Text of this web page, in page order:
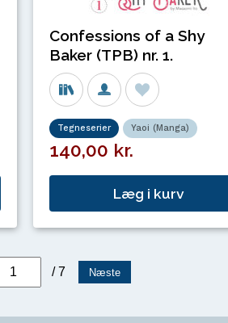
Confessions of a Shy
Baker (TPB) nr. 1.
Tegneserier Yaoi (Manga)
140,00 kr.
Læg i kurv
/ 7 Næste